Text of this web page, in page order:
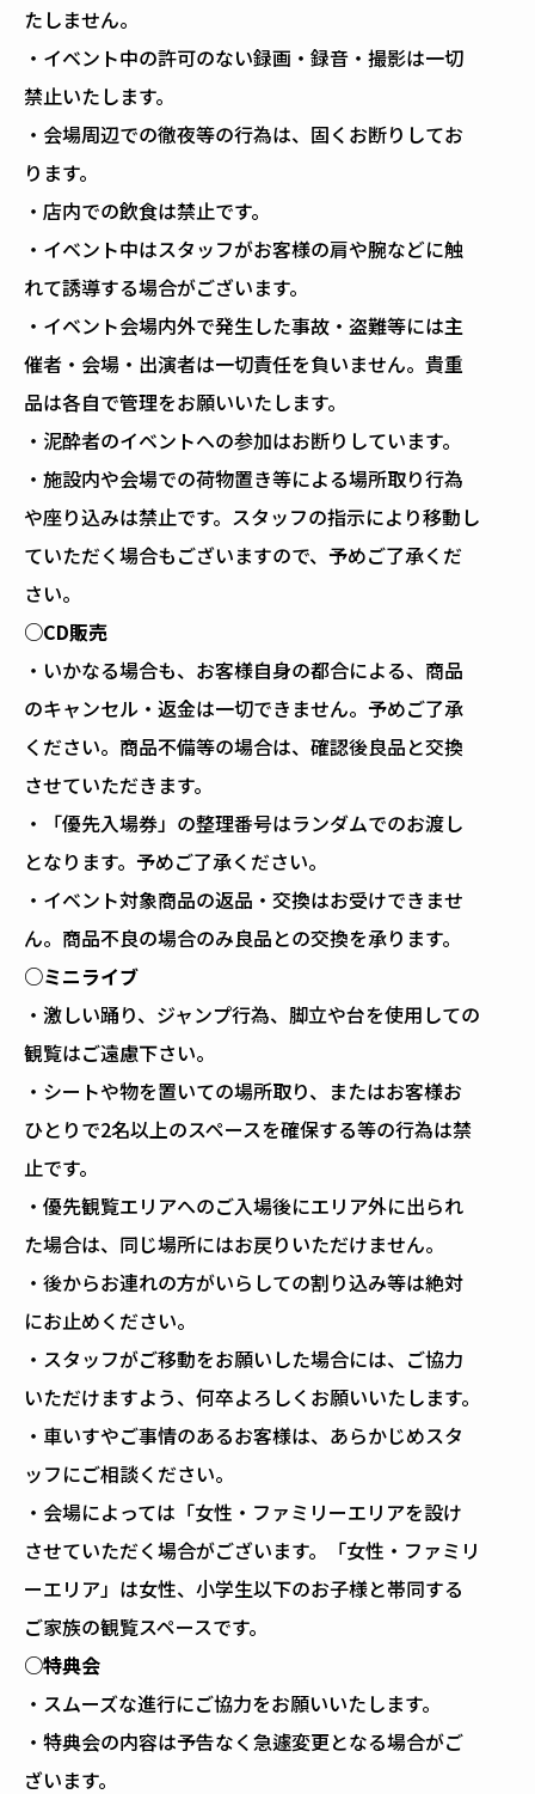
たしません。
・イベント中の許可のない録画・録音・撮影は一切
禁止いたします。
・会場周辺での徹夜等の行為は、固くお断りしてお
ります。
・店内での飲食は禁止です。
・イベント中はスタッフがお客様の肩や腕などに触
れて誘導する場合がございます。
・イベント会場内外で発生した事故・盗難等には主
催者・会場・出演者は一切責任を負いません。貴重
品は各自で管理をお願いいたします。
・泥酔者のイベントへの参加はお断りしています。
・施設内や会場での荷物置き等による場所取り行為
や座り込みは禁止です。スタッフの指示により移動し
ていただく場合もございますので、予めご了承くだ
さい。
○CD販売
・いかなる場合も、お客様自身の都合による、商品
のキャンセル・返金は一切できません。予めご了承
ください。商品不備等の場合は、確認後良品と交換
させていただきます。
・「優先入場券」の整理番号はランダムでのお渡し
となります。予めご了承ください。
・イベント対象商品の返品・交換はお受けできませ
ん。商品不良の場合のみ良品との交換を承ります。
○ミニライブ
・激しい踊り、ジャンプ行為、脚立や台を使用しての
観覧はご遠慮下さい。
・シートや物を置いての場所取り、またはお客様お
ひとりで2名以上のスペースを確保する等の行為は禁
止です。
・優先観覧エリアへのご入場後にエリア外に出られ
た場合は、同じ場所にはお戻りいただけません。
・後からお連れの方がいらしての割り込み等は絶対
にお止めください。
・スタッフがご移動をお願いした場合には、ご協力
いただけますよう、何卒よろしくお願いいたします。
・車いすやご事情のあるお客様は、あらかじめスタ
ッフにご相談ください。
・会場によっては「女性・ファミリーエリアを設け
させていただく場合がございます。「女性・ファミリ
ーエリア」は女性、小学生以下のお子様と帯同する
ご家族の観覧スペースです。
○特典会
・スムーズな進行にご協力をお願いいたします。
・特典会の内容は予告なく急遽変更となる場合がご
ざいます。